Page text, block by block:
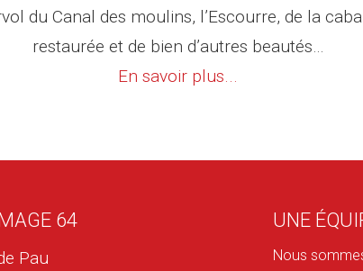
du Canal des moulins, l’Escourre, de la
restaurée et de bien d’autres beautés…
En savoir plus...
64
Pau
UNE
Nous